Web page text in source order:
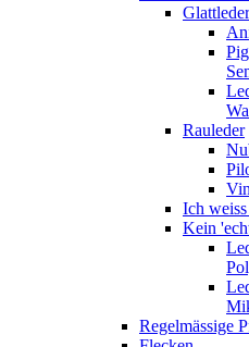
Glattleder
Rauleder
Ich
Kein
Regelmässige